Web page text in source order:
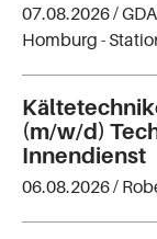
07.08.2026 /
Homburg -
(m/w/d)
Innendienst
06.08.2026 /